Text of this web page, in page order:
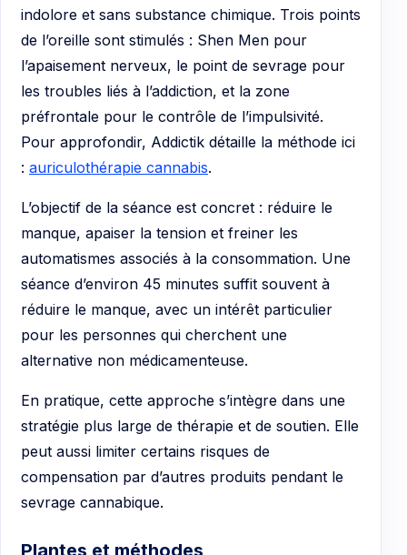
indolore et sans substance chimique. Trois points
de l’oreille sont stimulés : Shen Men pour
l’apaisement nerveux, le point de sevrage pour
les troubles liés à l’addiction, et la zone
préfrontale pour le contrôle de l’impulsivité.
Pour approfondir, Addictik détaille la méthode ici
: auriculothérapie cannabis.
L’objectif de la séance est concret : réduire le
manque, apaiser la tension et freiner les
automatismes associés à la consommation. Une
séance d’environ 45 minutes suffit souvent à
réduire le manque, avec un intérêt particulier
pour les personnes qui cherchent une
alternative non médicamenteuse.
En pratique, cette approche s’intègre dans une
stratégie plus large de thérapie et de soutien. Elle
peut aussi limiter certains risques de
compensation par d’autres produits pendant le
sevrage cannabique.